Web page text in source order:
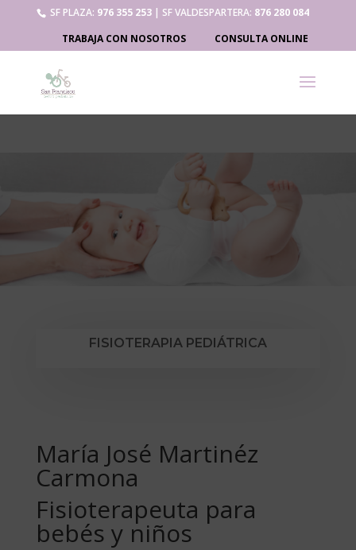
SF PLAZA: 976 355 253| SF VALDESPARTERA: 876 280 084
TRABAJA CON NOSOTROS
CONSULTA ONLINE
FISIOTERAPIA PEDIÁTRICA
María José Martinéz
Carmona
Fisioterapeuta para
bebés y niños